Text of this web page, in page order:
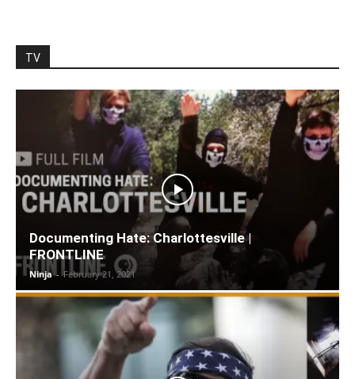
TV
Documenting Hate: Charlottesville |
FRONTLINE
Ninja - February 21, 2021